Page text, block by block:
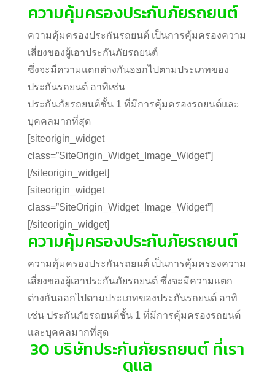
ความคุ้มครองประกันภัยรถยนต์
ความคุ้มครองประกันรถยนต์ เป็นการคุ้มครองความ
เสี่ยงของผู้เอาประกันภัยรถยนต์
ซึ่งจะมีความแตกต่างกันออกไปตามประเภทของ
ประกันรถยนต์ อาทิเช่น
ประกันภัยรถยนต์ชั้น 1 ที่มีการคุ้มครองรถยนต์และ
บุคคลมากที่สุด
[siteorigin_widget
class=”SiteOrigin_Widget_Image_Widget”]
[/siteorigin_widget]
[siteorigin_widget
class=”SiteOrigin_Widget_Image_Widget”]
[/siteorigin_widget]
ความคุ้มครองประกันภัยรถยนต์
ความคุ้มครองประกันรถยนต์ เป็นการคุ้มครองความ
เสี่ยงของผู้เอาประกันภัยรถยนต์ ซึ่งจะมีความแตก
ต่างกันออกไปตามประเภทของประกันรถยนต์ อาทิ
เช่น ประกันภัยรถยนต์ชั้น 1 ที่มีการคุ้มครองรถยนต์
และบุคคลมากที่สุด
30 บริษัทประกันภัยรถยนต์ ที่เรา
ดูแล